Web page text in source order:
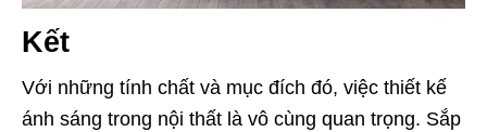
Kết
Với những tính chất và mục đích đó, việc thiết kế
ánh sáng trong nội thất là vô cùng quan trọng. Sắp